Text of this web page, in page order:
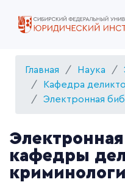
Главная Наука
Кафедра
Электронная
кафедры